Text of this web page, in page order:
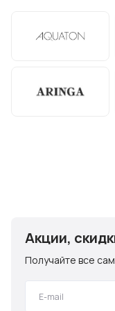
Акции,
Получайте все